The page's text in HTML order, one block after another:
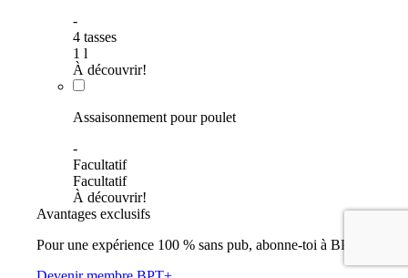
-
4 tasses
1 l
À découvrir!
Assaisonnement pour poulet
-
Facultatif
Facultatif
À découvrir!
Avantages exclusifs
Pour une expérience 100 % sans pub, abonne-toi à BPT+